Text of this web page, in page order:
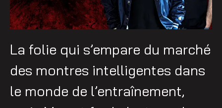
La folie qui s’empare du marché
des montres intelligentes dans
le monde de l’entraînement,